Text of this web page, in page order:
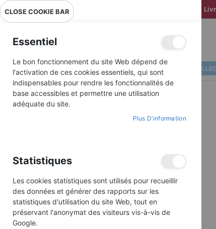
ALBUMS ILLUSTRÉS BD
CLOSE COOKIE BAR
Essentiel
Le bon fonctionnement du site Web dépend de
l'activation de ces cookies essentiels, qui sont
indispensables pour rendre les fonctionnalités de
base accessibles et permettre une utilisation
adéquate du site.
Plus D’information
Statistiques
Les cookies statistiques sont utilisés pour recueillir
des données et générer des rapports sur les
statistiques d'utilisation du site Web, tout en
préservant l'anonymat des visiteurs vis-à-vis de
Google.